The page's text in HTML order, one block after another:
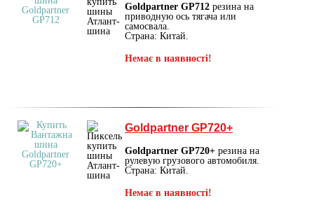
Goldpartner GP712 резина на
приводную ось тягача или
самосвала.
Страна: Китай.
Немає в наявності!
Goldpartner GP720+
Goldpartner GP720+ резина на
рулевую грузового автомобиля.
Страна: Китай.
Немає в наявності!